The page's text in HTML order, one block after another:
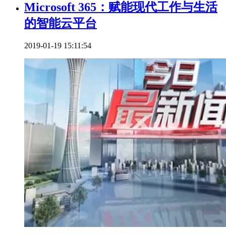
Microsoft 365：赋能现代工作与生活
的智能云平台
2019-01-19 15:11:54